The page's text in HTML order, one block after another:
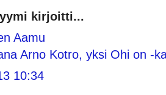
kirjoitti...
Aamu
Arno Kotro, yksi Ohi on -
10:34